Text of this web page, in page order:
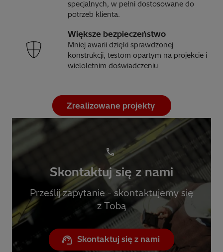
specjalnych, w pełni dostosowane do
potrzeb klienta.
Większe bezpieczeństwo
Mniej awarii dzięki sprawdzonej
konstrukcji, testom opartym na projekcie i
wieloletnim doświadczeniu
Zrealizowane projekty
Skontaktuj się z nami
Prześlij zapytanie - skontaktujemy się
z Tobą
Skontaktuj się z nami